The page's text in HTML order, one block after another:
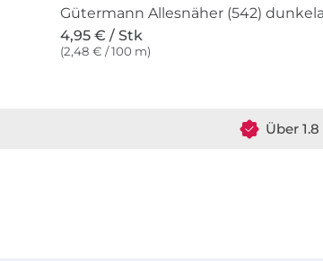
Gütermann Allesnäher (542)
4,95 € / Stk
(2,48 € / 100 m)
Über